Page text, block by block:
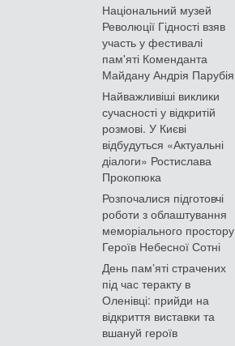
Національний музей
Революції Гідності взяв
участь у фестивалі
пам'яті Коменданта
Майдану Андрія Парубія
Найважливіші виклики
сучасності у відкритій
розмові. У Києві
відбудуться «Актуальні
діалоги» Ростислава
Прокопюка
Розпочалися підготовчі
роботи з облаштування
меморіального простору
Героїв Небесної Сотні
День памʼяті страчених
під час теракту в
Оленівці: прийди на
відкриття виставки та
вшануй героїв